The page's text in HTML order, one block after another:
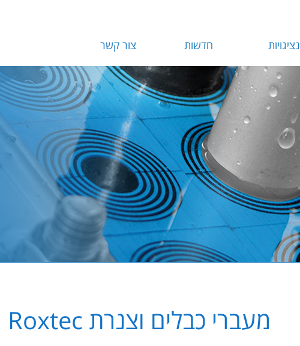
נציגויות חדשות צור קשר
מעברי כבלים וצנרת Roxtec